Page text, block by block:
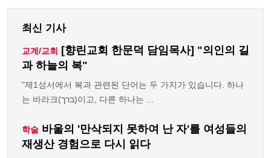
최신 기사
교계/교회
[향린교회 한문덕 담임목사] "의인의 길
과 하늘의 복"
"제1성서에서 복과 관련된 단어는 두 가지가 있습니다. 하나
는 바라크(ברך)이고, 다른 하나는 ...
학술 바울의 '만삭되지 못하여 난 자'를 여성들의
재생산 경험으로 다시 읽다